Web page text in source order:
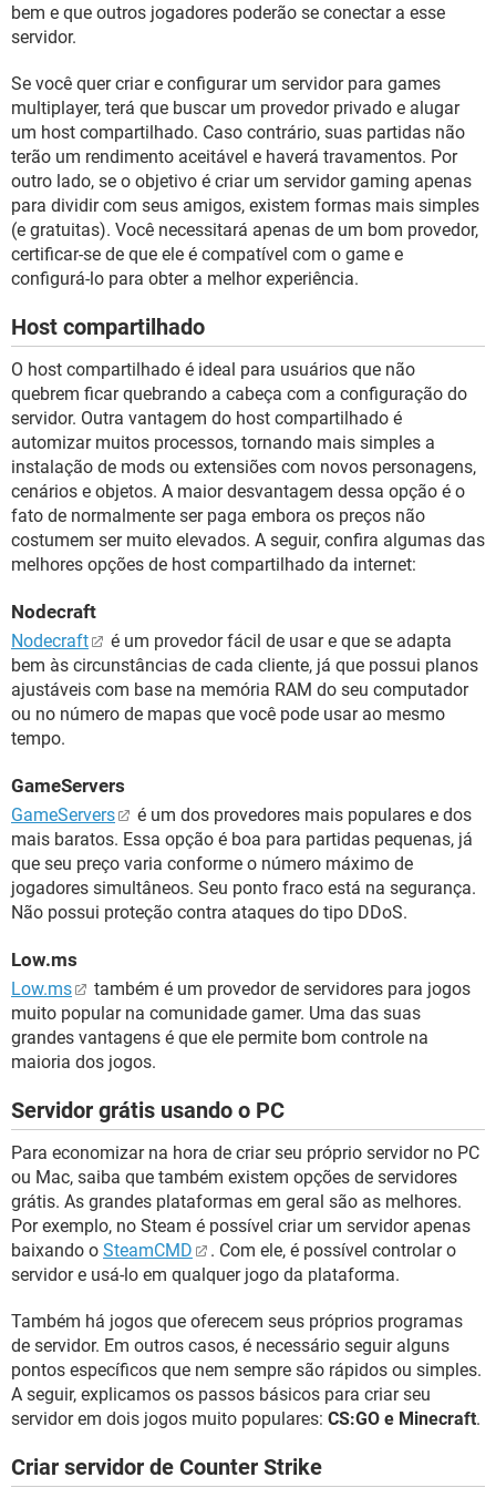
bem e que outros jogadores poderão se conectar a esse
servidor.
Se você quer criar e configurar um servidor para games
multiplayer, terá que buscar um provedor privado e alugar
um host compartilhado. Caso contrário, suas partidas não
terão um rendimento aceitável e haverá travamentos. Por
outro lado, se o objetivo é criar um servidor gaming apenas
para dividir com seus amigos, existem formas mais simples
(e gratuitas). Você necessitará apenas de um bom provedor,
certificar-se de que ele é compatível com o game e
configurá-lo para obter a melhor experiência.
Host compartilhado
O host compartilhado é ideal para usuários que não
quebrem ficar quebrando a cabeça com a configuração do
servidor. Outra vantagem do host compartilhado é
automizar muitos processos, tornando mais simples a
instalação de mods ou extensiões com novos personagens,
cenários e objetos. A maior desvantagem dessa opção é o
fato de normalmente ser paga embora os preços não
costumem ser muito elevados. A seguir, confira algumas das
melhores opções de host compartilhado da internet:
Nodecraft
Nodecraft
é um provedor fácil de usar e que se adapta
bem às circunstâncias de cada cliente, já que possui planos
ajustáveis com base na memória RAM do seu computador
ou no número de mapas que você pode usar ao mesmo
tempo.
GameServers
GameServers
é um dos provedores mais populares e dos
mais baratos. Essa opção é boa para partidas pequenas, já
que seu preço varia conforme o número máximo de
jogadores simultâneos. Seu ponto fraco está na segurança.
Não possui proteção contra ataques do tipo DDoS.
Low.ms
Low.ms
também é um provedor de servidores para jogos
muito popular na comunidade gamer. Uma das suas
grandes vantagens é que ele permite bom controle na
maioria dos jogos.
Servidor grátis usando o PC
Para economizar na hora de criar seu próprio servidor no PC
ou Mac, saiba que também existem opções de servidores
grátis. As grandes plataformas em geral são as melhores.
Por exemplo, no Steam é possível criar um servidor apenas
baixando o SteamCMD
. Com ele, é possível controlar o
servidor e usá-lo em qualquer jogo da plataforma.
Também há jogos que oferecem seus próprios programas
de servidor. Em outros casos, é necessário seguir alguns
pontos específicos que nem sempre são rápidos ou simples.
A seguir, explicamos os passos básicos para criar seu
servidor em dois jogos muito populares: CS:GO e Minecraft.
Criar servidor de Counter Strike